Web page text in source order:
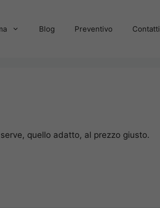
Blog Preventivo Contatti
quello adatto, al prezzo giusto.